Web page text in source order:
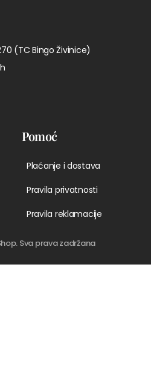
(TC Bingo Živinice)
Pomoć
Plaćanje i dostava
Pravila privatnosti
Pravila reklamacije
Sva prava zadržana